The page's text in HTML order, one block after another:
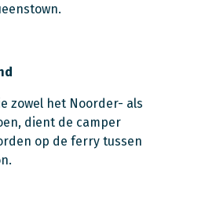
zowel het Noorder- als
dient de camper
op de ferry tussen